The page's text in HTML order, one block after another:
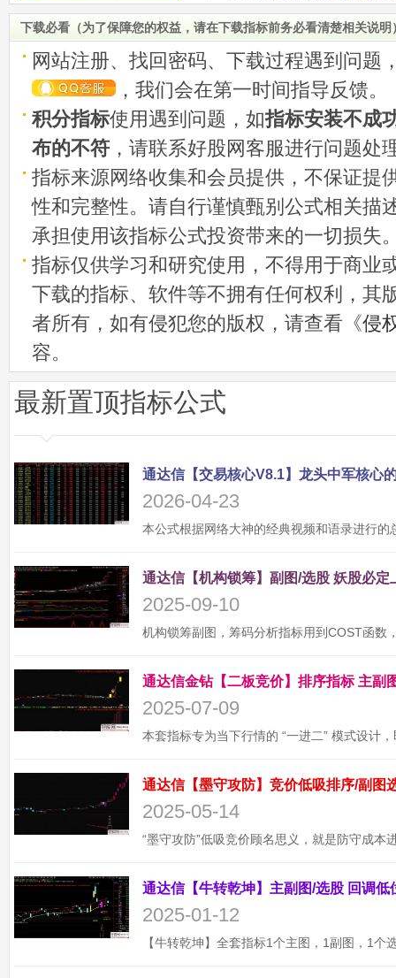
附图
下载必看（为了保障您的权益，请在下载指标前务必看清楚相关说明
网站注册、找回密码、下载过程遇到问题
，我们会在第一时间指导反馈。
积分指标使用遇到问题，如指标安装不成
布的不符 ，请联系好股网客服进行问题处
指标来源网络收集和会员提供，不保证提
性和完整性。请自行谨慎甄别公式相关描
承担使用该指标公式投资带来的一切损失
指标仅供学习和研究使用，不得用于商业
下载的指标、软件等不拥有任何权利，其
者所有，如有侵犯您的版权，请查看《侵
容。
最新置顶指标公式
2026-04-23
2025-09-10
2025-07-09
2025-05-14
2025-01-12